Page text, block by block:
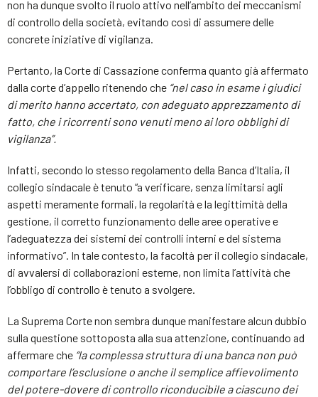
non ha dunque svolto il ruolo attivo nell’ambito dei meccanismi
di controllo della società, evitando così di assumere delle
concrete iniziative di vigilanza.
Pertanto, la Corte di Cassazione conferma quanto già affermato
dalla corte d’appello ritenendo che “nel caso in esame i giudici
di merito hanno accertato, con adeguato apprezzamento di
fatto, che i ricorrenti sono venuti meno ai loro obblighi di
vigilanza”.
Infatti, secondo lo stesso regolamento della Banca d’Italia, il
collegio sindacale è tenuto “a verificare, senza limitarsi agli
aspetti meramente formali, la regolarità e la legittimità della
gestione, il corretto funzionamento delle aree operative e
l’adeguatezza dei sistemi dei controlli interni e del sistema
informativo”. In tale contesto, la facoltà per il collegio sindacale,
di avvalersi di collaborazioni esterne, non limita l’attività che
l’obbligo di controllo è tenuto a svolgere.
La Suprema Corte non sembra dunque manifestare alcun dubbio
sulla questione sottoposta alla sua attenzione, continuando ad
affermare che “la complessa struttura di una banca non può
comportare l’esclusione o anche il semplice affievolimento
del potere-dovere di controllo riconducibile a ciascuno dei